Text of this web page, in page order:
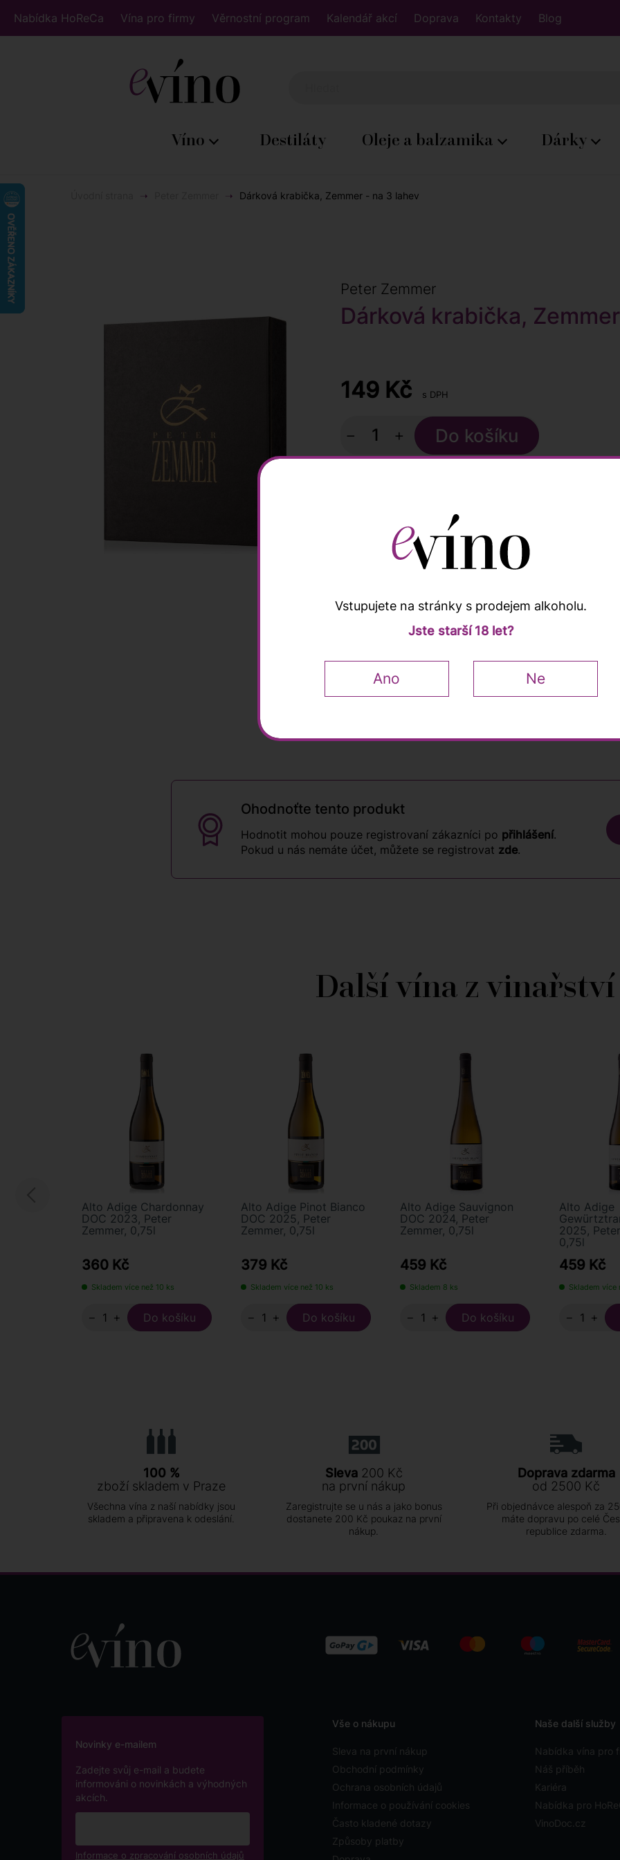
Nabídka HoReCa Vína pro firmy Věrnostní program Kalendář akcí Doprava Kontakty Blog
Víno Destiláty Oleje a balzamika Dárky
Dárková krabička, Zemmer - na 3 lahev
Peter Zemmer
Dárková krabička,
149 Kč s DPH
− +
6 lahvía ušetři 4 %
Ohodnoťte tento produkt
Hodnotit mohou pouze registrovaní zákazníci po přihlášení.
Pokud u nás nemáte účet, můžete se registrovat zde.
Další vína z vinařství
Alto Adige Chardonnay
DOC 2023, Peter
Zemmer, 0,75l
360 Kč
Skladem více než 10 ks
− +
Alto Adige Pinot Bianco
DOC 2025, Peter
Zemmer, 0,75l
379 Kč
Skladem více než 10 ks
− +
Alto Adige Sauvignon
DOC 2024, Peter
Zemmer, 0,75l
459 Kč
Skladem 8 ks
− +
Alto Adige
2025,
0,75l
459 Kč
Skladem více
− +
100 %
zboží skladem v Praze
Všechna vína z naší nabídky jsou
skladem a připravena k odeslání.
Sleva200 Kč
na první nákup
Zaregistrujte se u nás a jako bonus
dostanete 200 Kč poukaz na první
nákup.
Doprava zdarma
od 2500 Kč
Při objednávce alespoň za
máte dopravu po celé
republice zdarma.
Vše o nákupu
Sleva na první nákup
Obchodní podmínky
Ochrana osobních údajů
Informace o používání cookies
Často kladené dotazy
Způsoby platby
Naše další služby
Nabídka vína pro
Náš příběh
Kariéra
Nabídka pro
VinoDoc.cz
Novinky e-mailem
Zadejte svůj e-mail a budete
informováni o novinkách a výhodných
akcích.
Informace o zpracování osobních údajů
Vstupujete na stránky s prodejem alkoholu.
Jste starší 18 let?
Ano Ne